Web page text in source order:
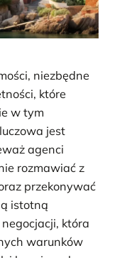
niezbędne
które
w tym
jest
agenci
rozmawiać z
przekonywać
istotną
która
warunków